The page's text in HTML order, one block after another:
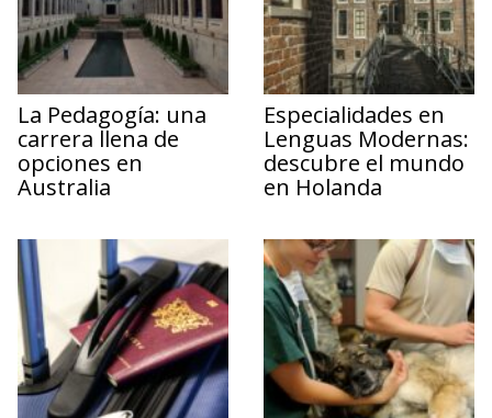
La Pedagogía: una
carrera llena de
opciones en
Australia
Especialidades en
Lenguas Modernas:
descubre el mundo
en Holanda